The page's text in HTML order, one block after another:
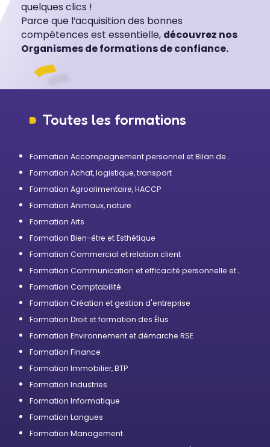
quelques clics !
Parce que l’acquisition des bonnes
compétences est essentielle, découvrez nos
Organismes de formations de confiance.
Toutes les formations
Formation Accompagnement personnel et Bilan de
Formation Achat, logistique, transport
Formation Agroalimentaire, HACCP
Formation Animaux, nature
Formation Arts
Formation Bien-être et Esthétique
Formation Commercial et relation client
Formation Communication et efficacité personnelle et
Formation Comptabilité
Formation Création et gestion d'entreprise
Formation Droit et formation des Élus
Formation Environnement et démarche RSE
Formation Finance
Formation Immobilier, BTP
Formation Industries
Formation Informatique
Formation Langues
Formation Management